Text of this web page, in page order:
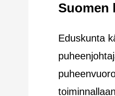
Suomen
Eduskunta